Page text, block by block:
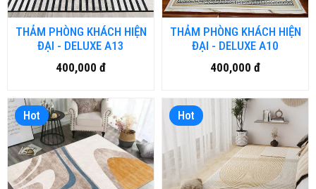
THẢM PHÒNG KHÁCH HIỆN
ĐẠI - DELUXE A13
400,000 đ
THẢM PHÒNG KHÁCH HIỆN
ĐẠI - DELUXE A10
400,000 đ
Hot Hot